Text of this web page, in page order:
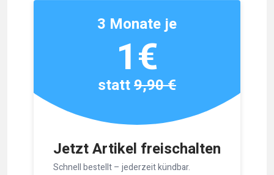
Jetzt Artikel freischalten
Schnell bestellt – jederzeit kündbar.
3 Monate je
1€
statt9,90 €